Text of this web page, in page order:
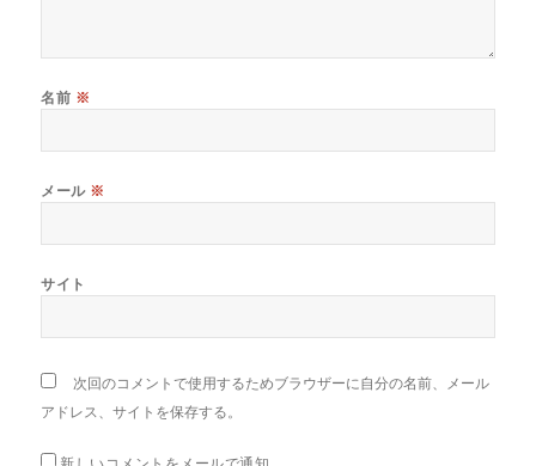
名前 ※
メール ※
サイト
次回のコメントで使用するためブラウザーに自分の名前、メール
アドレス、サイトを保存する。